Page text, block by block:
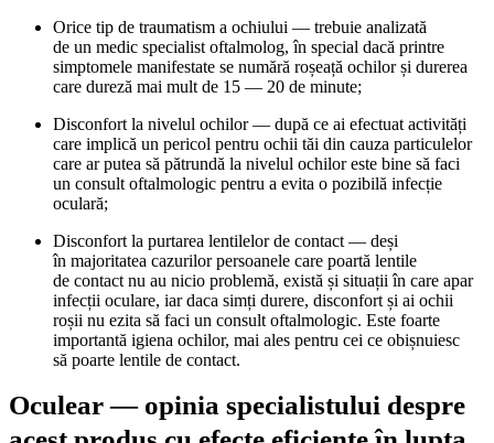
Orice tip de traumatism a ochiului — trebuie analizată
de un medic specialist oftalmolog, în special dacă printre
simptomele manifestate se numără roșeață ochilor și durerea
care dureză mai mult de 15 — 20 de minute;
Disconfort la nivelul ochilor — după ce ai efectuat activități
care implică un pericol pentru ochii tăi din cauza particulelor
care ar putea să pătrundă la nivelul ochilor este bine să faci
un consult oftalmologic pentru a evita o pozibilă infecție
oculară;
Disconfort la purtarea lentilelor de contact — deși
în majoritatea cazurilor persoanele care poartă lentile
de contact nu au nicio problemă, există și situații în care apar
infecții oculare, iar daca simți durere, disconfort și ai ochii
roșii nu ezita să faci un consult oftalmologic. Este foarte
importantă igiena ochilor, mai ales pentru cei ce obișnuiesc
să poarte lentile de contact.
Oculear — opinia specialistului despre